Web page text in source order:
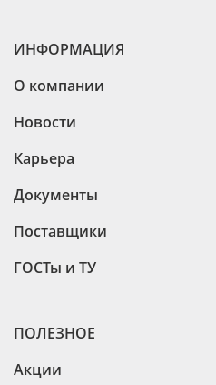
ИНФОРМАЦИЯ
О компании
Новости
Карьера
Документы
Поставщики
ГОСТы и ТУ
ПОЛЕЗНОЕ
Акции